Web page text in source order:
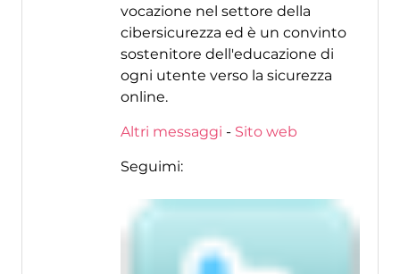
vocazione nel settore della
cibersicurezza ed è un convinto
sostenitore dell'educazione di
ogni utente verso la sicurezza
online.
Altri messaggi - Sito web
Seguimi: